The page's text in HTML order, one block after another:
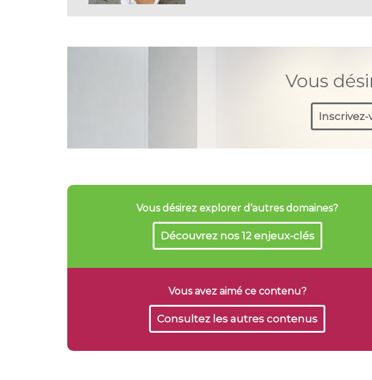
Vous
Vous désirez explorer d’autres domaines?
Découvrez nos 12 enjeux-clés
Vous avez aimé ce contenu?
Consultez les autres contenus